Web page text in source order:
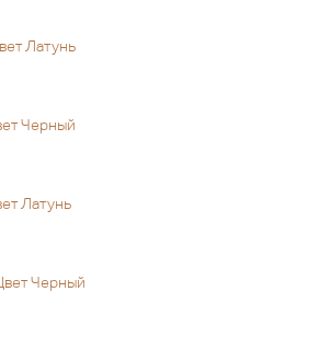
Латунь
Черный
Латунь
Черный